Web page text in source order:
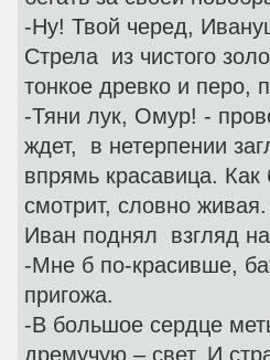
-Ну! Твой черед,
Стрела из чистого
тонкое древко и перо,
-Тяни лук, Омур! -
ждет, в нетерпении
впрямь красавица. Как
смотрит, словно живая.
Иван поднял взгляд
-Мне б по-красивше,
пригожа.
-В большое сердце
дремучую – свет. И